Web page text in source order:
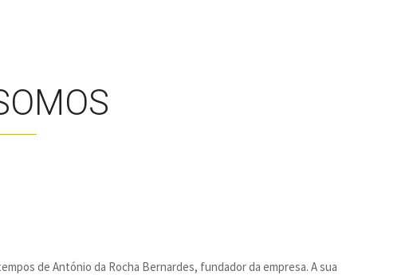
de António da Rocha Bernardes, fundador da empresa. A sua